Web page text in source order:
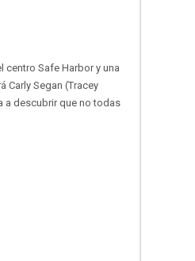
centro Safe Harbor y una
Carly Segan (Tracey
a descubrir que no todas